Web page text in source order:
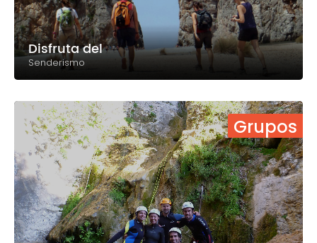
Disfruta del
Senderismo
Grupos